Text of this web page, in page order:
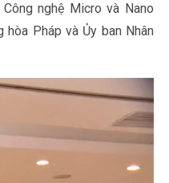
nghệ Micro và Nano
hòa Pháp và Ủy ban Nhân